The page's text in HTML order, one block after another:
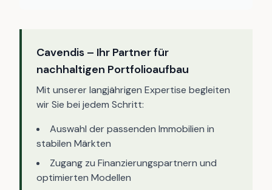
Cavendis – Ihr Partner für
nachhaltigen Portfolioaufbau
Mit unserer langjährigen Expertise begleiten
wir Sie bei jedem Schritt:
Auswahl der passenden Immobilien in
stabilen Märkten
Zugang zu Finanzierungspartnern und
optimierten Modellen